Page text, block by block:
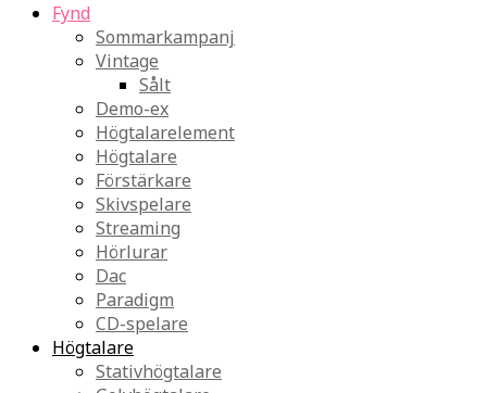
Fynd
Sommarkampanj
Vintage
Sålt
Demo-ex
Högtalarelement
Högtalare
Förstärkare
Skivspelare
Streaming
Hörlurar
Dac
Paradigm
CD-spelare
Högtalare
Stativhögtalare